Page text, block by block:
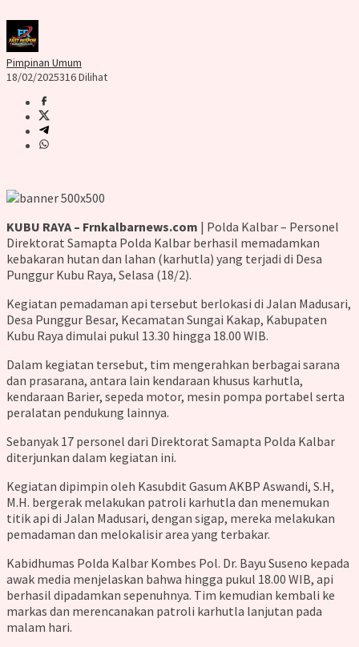
Pimpinan Umum
18/02/2025316 Dilihat
KUBU RAYA – Frnkalbarnews.com | Polda Kalbar – Personel
Direktorat Samapta Polda Kalbar berhasil memadamkan
kebakaran hutan dan lahan (karhutla) yang terjadi di Desa
Punggur Kubu Raya, Selasa (18/2).
Kegiatan pemadaman api tersebut berlokasi di Jalan Madusari,
Desa Punggur Besar, Kecamatan Sungai Kakap, Kabupaten
Kubu Raya dimulai pukul 13.30 hingga 18.00 WIB.
Dalam kegiatan tersebut, tim mengerahkan berbagai sarana
dan prasarana, antara lain kendaraan khusus karhutla,
kendaraan Barier, sepeda motor, mesin pompa portabel serta
peralatan pendukung lainnya.
Sebanyak 17 personel dari Direktorat Samapta Polda Kalbar
diterjunkan dalam kegiatan ini.
Kegiatan dipimpin oleh Kasubdit Gasum AKBP Aswandi, S.H,
M.H. bergerak melakukan patroli karhutla dan menemukan
titik api di Jalan Madusari, dengan sigap, mereka melakukan
pemadaman dan melokalisir area yang terbakar.
Kabidhumas Polda Kalbar Kombes Pol. Dr. Bayu Suseno kepada
awak media menjelaskan bahwa hingga pukul 18.00 WIB, api
berhasil dipadamkan sepenuhnya. Tim kemudian kembali ke
markas dan merencanakan patroli karhutla lanjutan pada
malam hari.